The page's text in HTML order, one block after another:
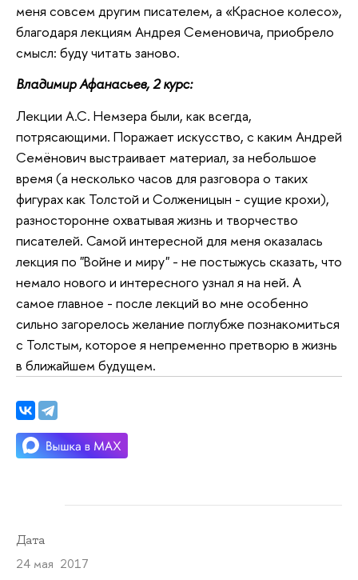
меня совсем другим писателем, а «Красное колесо»,
благодаря лекциям Андрея Семеновича, приобрело
смысл: буду читать заново.
Владимир Афанасьев, 2 курс:
Лекции А.С. Немзера были, как всегда,
потрясающими. Поражает искусство, с каким Андрей
Семёнович выстраивает материал, за небольшое
время (а несколько часов для разговора о таких
фигурах как Толстой и Солженицын - сущие крохи),
разносторонне охватывая жизнь и творчество
писателей. Самой интересной для меня оказалась
лекция по "Войне и миру" - не постыжусь сказать, что
немало нового и интересного узнал я на ней. А
самое главное - после лекций во мне особенно
сильно загорелось желание поглубже познакомиться
с Толстым, которое я непременно претворю в жизнь
в ближайшем будущем.
Дата
24 мая 2017